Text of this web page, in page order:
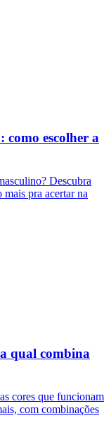
escolher a
Descubra
pra acertar na
qual combina
cores que funcionam
com combinações